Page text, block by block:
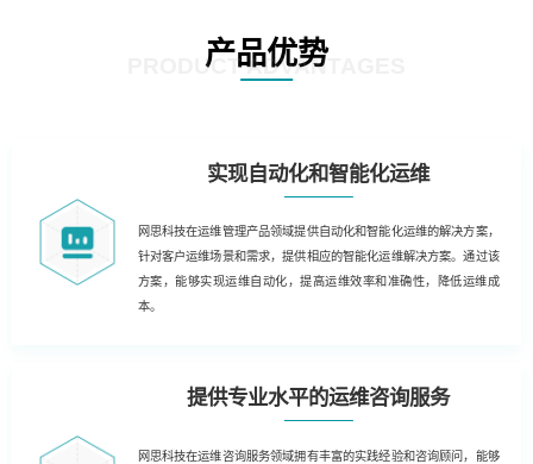
产品优势
PRODUCT ADVANTAGES
实现自动化和智能化运维
网思科技在运维管理产品领域提供自动化和智能化运维的解决方案，
针对客户运维场景和需求，提供相应的智能化运维解决方案。通过该
方案，能够实现运维自动化，提高运维效率和准确性，降低运维成
本。
提供专业水平的运维咨询服务
网思科技在运维咨询服务领域拥有丰富的实践经验和咨询顾问，能够